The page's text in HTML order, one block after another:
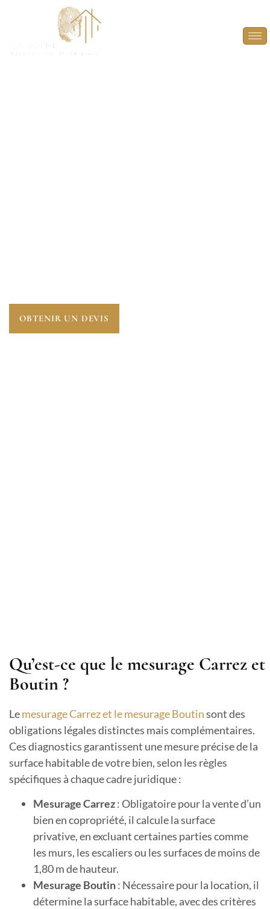
OBTENIR UN DEVIS
Qu’est-ce que le mesurage Carrez et
Boutin ?
Lemesurage Carrez et le mesurage Boutinsont des
obligations légales distinctes mais complémentaires.
Ces diagnostics garantissent une mesure précise de la
surface habitable de votre bien, selon les règles
spécifiques à chaque cadre juridique :
Mesurage Carrez: Obligatoire pour la vente d’un
bien en copropriété, il calcule la surface
privative, en excluant certaines parties comme
les murs, les escaliers ou les surfaces de moins de
1,80 m de hauteur.
Mesurage Boutin: Nécessaire pour la location, il
détermine la surface habitable, avec des critères